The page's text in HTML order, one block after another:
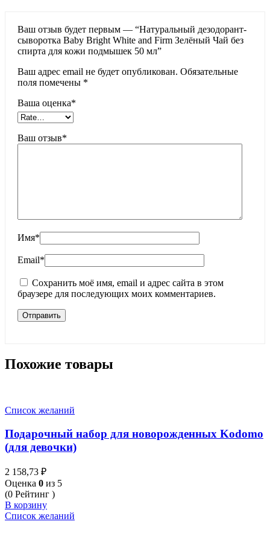
Ваш отзыв будет первым — “Натуральный дезодорант-
сыворотка Baby Bright White and Firm Зелёный Чай без
спирта для кожи подмышек 50 мл”
Ваш адрес email не будет опубликован. Обязательные
поля помечены *
Ваша оценка*
Ваш отзыв*
Имя*
Email*
Сохранить моё имя, email и адрес сайта в этом
браузере для последующих моих комментариев.
Похожие товары
Список желаний
Подарочный набор для новорожденных Kodomo
(для девочки)
2 158,73 ₽
Оценка 0 из 5
(0 Рейтинг )
В корзину
Список желаний